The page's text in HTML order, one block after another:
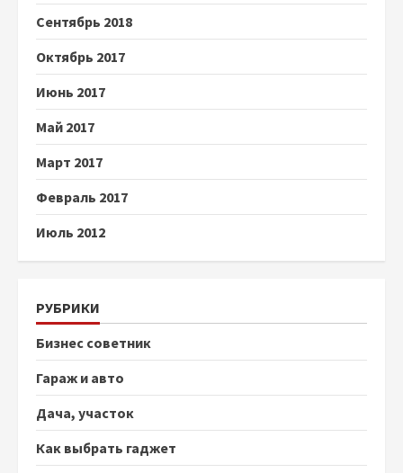
Сентябрь 2018
Октябрь 2017
Июнь 2017
Май 2017
Март 2017
Февраль 2017
Июль 2012
РУБРИКИ
Бизнес советник
Гараж и авто
Дача, участок
Как выбрать гаджет